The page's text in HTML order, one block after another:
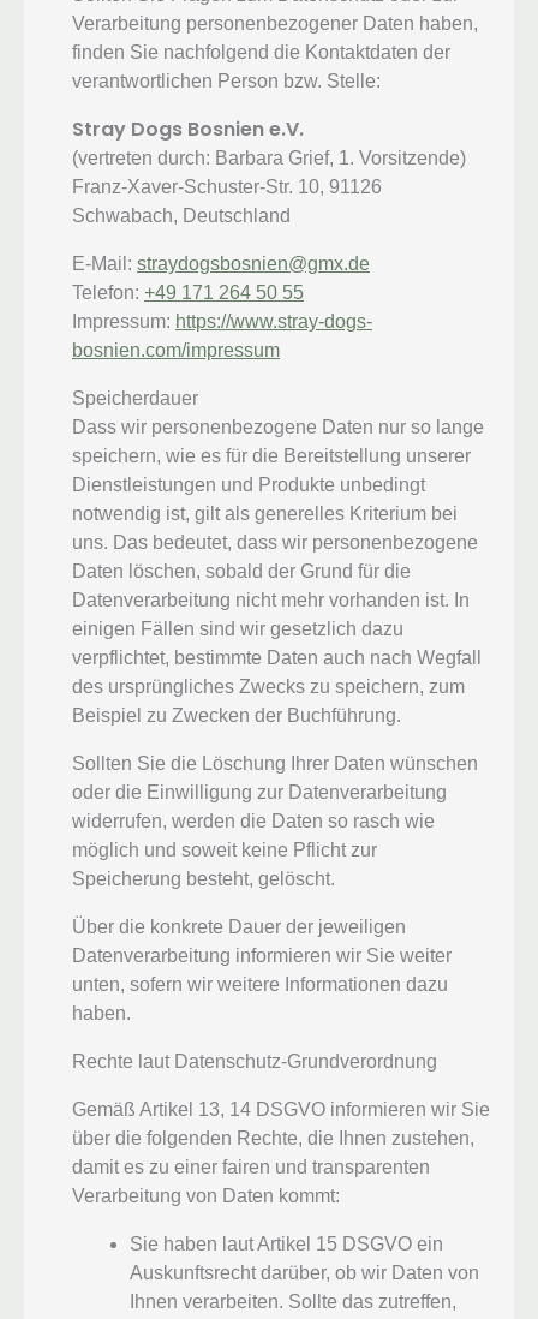
Verarbeitung personenbezogener Daten haben,
finden Sie nachfolgend die Kontaktdaten der
verantwortlichen Person bzw. Stelle:
Stray Dogs Bosnien e.V.
(vertreten durch: Barbara Grief, 1. Vorsitzende)
Franz-Xaver-Schuster-Str. 10, 91126
Schwabach, Deutschland
E-Mail: straydogsbosnien@gmx.de
Telefon: +49 171 264 50 55
Impressum: https://www.stray-dogs-
bosnien.com/impressum
Speicherdauer
Dass wir personenbezogene Daten nur so lange
speichern, wie es für die Bereitstellung unserer
Dienstleistungen und Produkte unbedingt
notwendig ist, gilt als generelles Kriterium bei
uns. Das bedeutet, dass wir personenbezogene
Daten löschen, sobald der Grund für die
Datenverarbeitung nicht mehr vorhanden ist. In
einigen Fällen sind wir gesetzlich dazu
verpflichtet, bestimmte Daten auch nach Wegfall
des ursprüngliches Zwecks zu speichern, zum
Beispiel zu Zwecken der Buchführung.
Sollten Sie die Löschung Ihrer Daten wünschen
oder die Einwilligung zur Datenverarbeitung
widerrufen, werden die Daten so rasch wie
möglich und soweit keine Pflicht zur
Speicherung besteht, gelöscht.
Über die konkrete Dauer der jeweiligen
Datenverarbeitung informieren wir Sie weiter
unten, sofern wir weitere Informationen dazu
haben.
Rechte laut Datenschutz-Grundverordnung
Gemäß Artikel 13, 14 DSGVO informieren wir Sie
über die folgenden Rechte, die Ihnen zustehen,
damit es zu einer fairen und transparenten
Verarbeitung von Daten kommt:
Sie haben laut Artikel 15 DSGVO ein
Auskunftsrecht darüber, ob wir Daten von
Ihnen verarbeiten. Sollte das zutreffen,